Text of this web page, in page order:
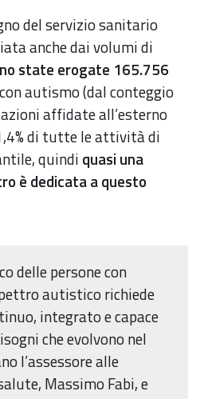
del servizio sanitario
anche dai volumi di
state erogate 165.756
autismo (dal conteggio
affidate all’esterno
di tutte le attività di
quindi quasi una
è dedicata a questo
delle persone con
autistico richiede
integrato e capace
che evolvono nel
l’assessore alle
Massimo Fabi, e